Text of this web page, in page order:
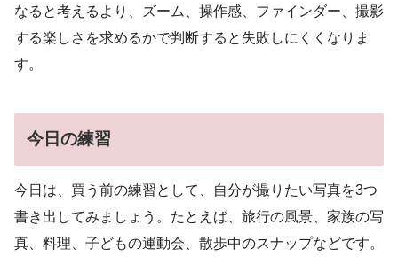
なると考えるより、ズーム、操作感、ファインダー、撮影
する楽しさを求めるかで判断すると失敗しにくくなりま
す。
今日の練習
今日は、買う前の練習として、自分が撮りたい写真を3つ
書き出してみましょう。たとえば、旅行の風景、家族の写
真、料理、子どもの運動会、散歩中のスナップなどです。